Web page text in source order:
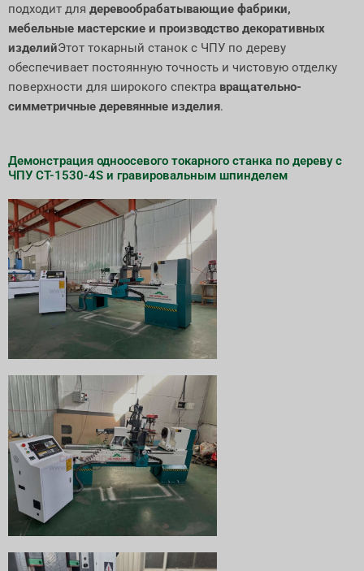
подходит для деревообрабатывающие фабрики,
мебельные мастерские и производство декоративных
изделийЭтот токарный станок с ЧПУ по дереву
обеспечивает постоянную точность и чистовую отделку
поверхности для широкого спектра вращательно-
симметричные деревянные изделия.
Демонстрация одноосевого токарного станка по дереву с
ЧПУ CT-1530-4S и гравировальным шпинделем